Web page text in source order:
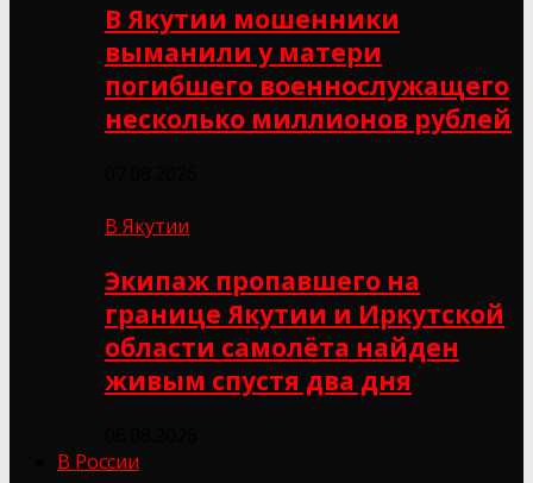
В Якутии мошенники
выманили у матери
погибшего военнослужащего
несколько миллионов рублей
В Якутии
Экипаж пропавшего на
границе Якутии и Иркутской
области самолёта найден
живым спустя два дня
В России